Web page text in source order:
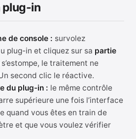
plug-in
de console : survolez
plug-in et cliquez sur sa partie
s’estompe, le traitement ne
second clic le réactive.
du plug-in : le même contrôle
supérieure une fois l’interface
quand vous êtes en train de
et que vous voulez vérifier